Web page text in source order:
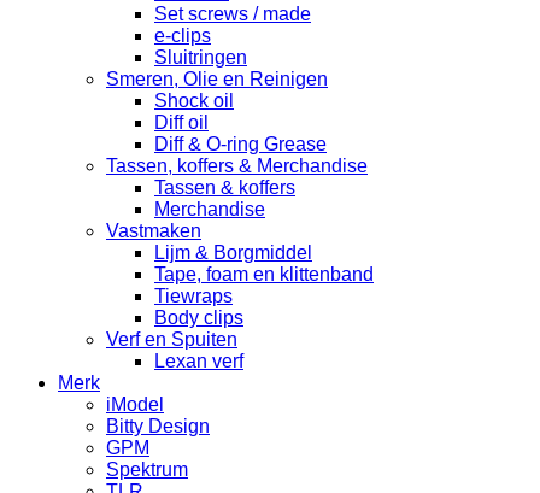
Set screws / made
e-clips
Sluitringen
Smeren, Olie en Reinigen
Shock oil
Diff oil
Diff & O-ring Grease
Tassen, koffers & Merchandise
Tassen & koffers
Merchandise
Vastmaken
Lijm & Borgmiddel
Tape, foam en klittenband
Tiewraps
Body clips
Verf en Spuiten
Lexan verf
Merk
iModel
Bitty Design
GPM
Spektrum